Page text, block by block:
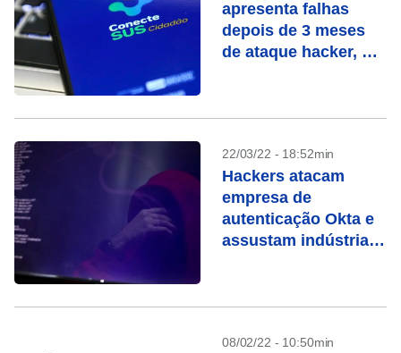
apresenta falhas
depois de 3 meses
de ataque hacker, diz
22/03/22 - 18:52min
Hackers atacam
empresa de
autenticação Okta e
assustam indústria
08/02/22 - 10:50min